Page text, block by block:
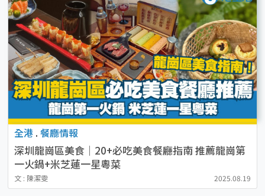
全港 . 餐廳情報
深圳龍崗區美食｜20+必吃美食餐廳指南 推薦龍崗第
一火鍋+米芝蓮一星粵菜
文 : 陳潔雯 2025.08.19